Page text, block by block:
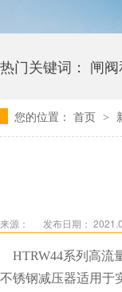
热门关键词： 闸
卫生级海角社区
您的位置： 首页 >
来源： 发布日期：
HTRW44系列高流
不锈钢减压器适用于实验